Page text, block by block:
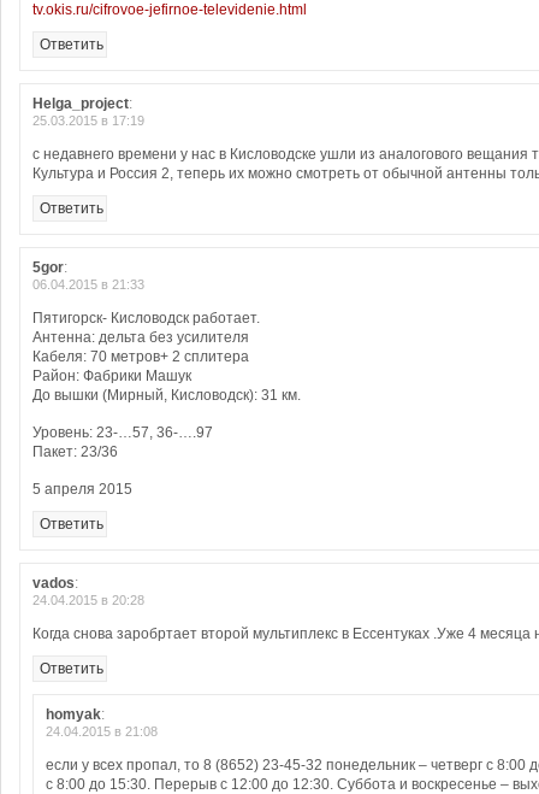
tv.okis.ru/cifrovoe-jefirnoe-televidenie.html
Ответить
Helga_project:
25.03.2015 в 17:19
с недавнего времени у нас в Кисловодске ушли из аналогового вещания
Культура и Россия 2, теперь их можно смотреть от обычной антенны
Ответить
5gor:
06.04.2015 в 21:33
Пятигорск- Кисловодск работает.
Антенна: дельта без усилителя
Кабеля: 70 метров+ 2 сплитера
Район: Фабрики Машук
До вышки (Мирный, Кисловодск): 31 км.
Уровень: 23-…57, 36-….97
Пакет: 23/36
5 апреля 2015
Ответить
vados:
24.04.2015 в 20:28
Когда снова заробртает второй мультиплекс в Ессентуках .Уже 4 месяца
Ответить
homyak:
24.04.2015 в 21:08
если у всех пропал, то 8 (8652) 23-45-32 понедельник – четверг с 8:00
с 8:00 до 15:30. Перерыв с 12:00 до 12:30. Суббота и воскресенье –